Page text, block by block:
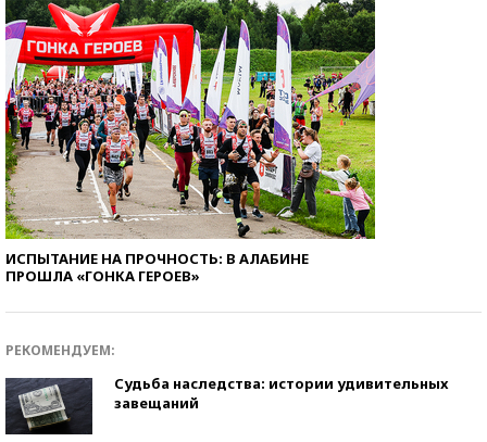
ИСПЫТАНИЕ НА ПРОЧНОСТЬ: В АЛАБИНЕ
ПРОШЛА «ГОНКА ГЕРОЕВ»
РЕКОМЕНДУЕМ:
Судьба наследства: истории удивительных
завещаний